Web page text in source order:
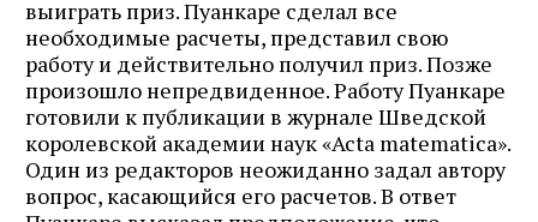
выиграть приз. Пуанкаре сделал все
необходимые расчеты, представил свою
работу и действительно получил приз. Позже
произошло непредвиденное. Работу Пуанкаре
готовили к публикации в журнале Шведской
королевской академии наук «Acta matematica».
Один из редакторов неожиданно задал автору
вопрос, касающийся его расчетов. В ответ